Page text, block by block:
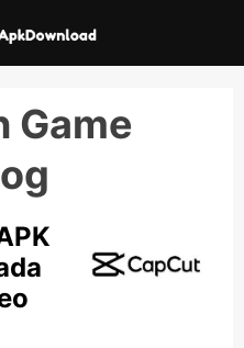
Game